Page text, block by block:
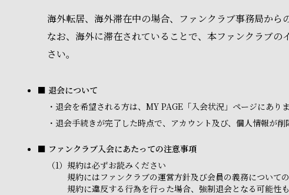
海外転居、海外滞在中の場合、ファンクラブ事務局から
なお、海外に滞在されていることで、本ファンクラブ
さい。
■ 退会について
・ 退会を希望される方は、MY PAGE「入会状況」ページにあり
・ 退会手続きが完了した時点で、アカウント及び、個人情報が
■ ファンクラブ入会にあたっての注意事項
（1） 規約は必ずお読みください
規約にはファンクラブの運営方針及び会員の義務について
規約に違反する行為を行った場合、強制退会となる可能性